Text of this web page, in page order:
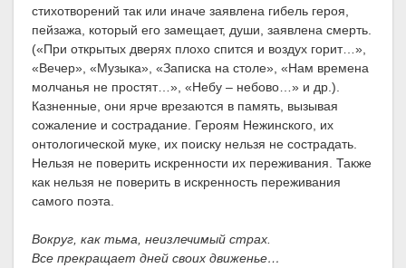
стихотворений так или иначе заявлена гибель героя,
пейзажа, который его замещает, души, заявлена смерть.
(«При открытых дверях плохо спится и воздух горит…»,
«Вечер», «Музыка», «Записка на столе», «Нам времена
молчанья не простят…», «Небу – небово…» и др.).
Казненные, они ярче врезаются в память, вызывая
сожаление и сострадание. Героям Нежинского, их
онтологической муке, их поиску нельзя не сострадать.
Нельзя не поверить искренности их переживания. Также
как нельзя не поверить в искренность переживания
самого поэта.
Вокруг, как тьма, неизлечимый страх.
Все прекращает дней своих движенье…